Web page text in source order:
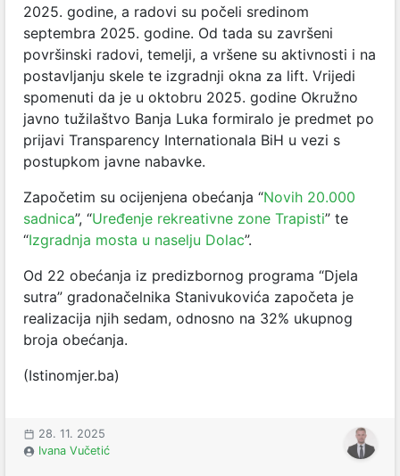
2025. godine, a radovi su počeli sredinom
septembra 2025. godine. Od tada su završeni
površinski radovi, temelji, a vršene su aktivnosti i na
postavljanju skele te izgradnji okna za lift. Vrijedi
spomenuti da je u oktobru 2025. godine Okružno
javno tužilaštvo Banja Luka formiralo je predmet po
prijavi Transparency Internationala BiH u vezi s
postupkom javne nabavke.
Započetim su ocijenjena obećanja “Novih 20.000
sadnica”, “Uređenje rekreativne zone Trapisti” te
“Izgradnja mosta u naselju Dolac”.
Od 22 obećanja iz predizbornog programa “Djela
sutra” gradonačelnika Stanivukovića započeta je
realizacija njih sedam, odnosno na 32% ukupnog
broja obećanja.
(Istinomjer.ba)
28. 11. 2025
Ivana Vučetić